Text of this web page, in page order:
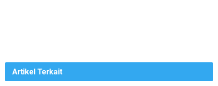
Artikel Terkait